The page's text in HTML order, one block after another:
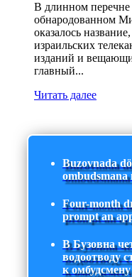
В длинном
обнародованном
оказалось
израильских
изданий и
главный...
Читать далее
Buzovnada
ombudsmana
Four-month
prompt an
В Бузовна
водоотводу
к омбудсмену